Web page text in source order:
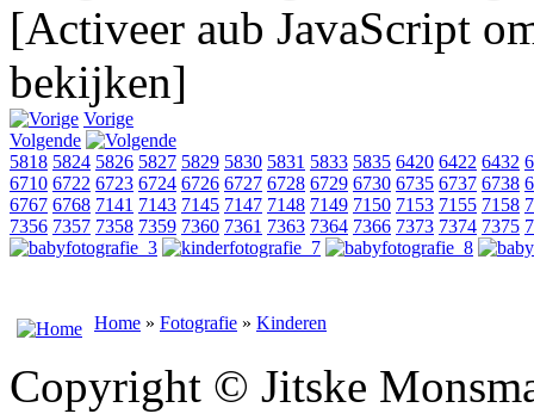
[Activeer aub JavaScript
bekijken]
Vorige
Volgende
5818 5824 5826 5827 5829 5830 5831 5833 5835 6420 6422 6432
6710 6722 6723 6724 6726 6727 6728 6729 6730 6735 6737 6738
6767 6768 7141 7143 7145 7147 7148 7149 7150 7153 7155 7158
7356 7357 7358 7359 7360 7361 7363 7364 7366 7373 7374 7375
Home » Fotografie » Kinderen
Copyright © Jitske